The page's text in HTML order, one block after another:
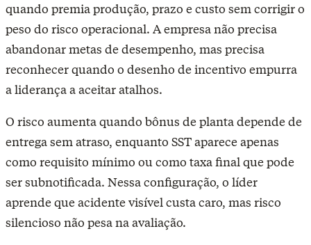
quando premia produção, prazo e custo sem corrigir o
peso do risco operacional. A empresa não precisa
abandonar metas de desempenho, mas precisa
reconhecer quando o desenho de incentivo empurra
a liderança a aceitar atalhos.
O risco aumenta quando bônus de planta depende de
entrega sem atraso, enquanto SST aparece apenas
como requisito mínimo ou como taxa final que pode
ser subnotificada. Nessa configuração, o líder
aprende que acidente visível custa caro, mas risco
silencioso não pesa na avaliação.